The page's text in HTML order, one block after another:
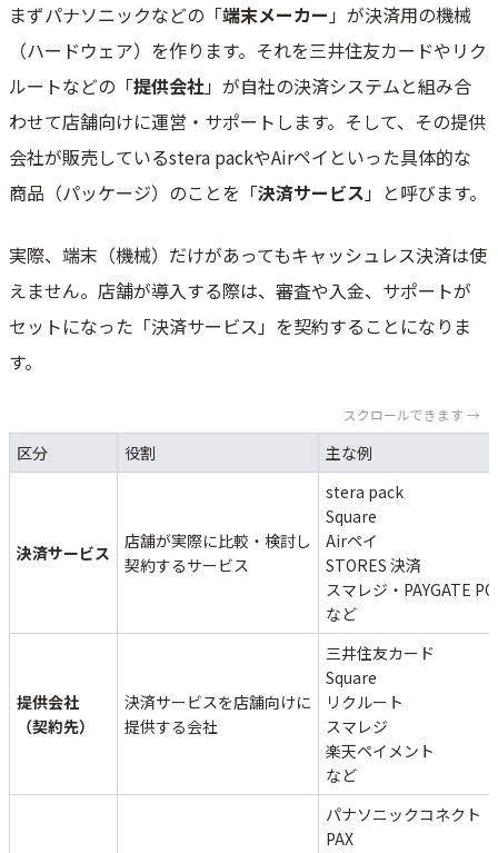
CAT端末とマルチ決済端末の違い
決済端末を導入して売上アップを目指そう！
まずパナソニックなどの「端末メーカー」が決済用の機械
（ハードウェア）を作ります。それを三井住友カードやリク
ルートなどの「提供会社」が自社の決済システムと組み合
わせて店舗向けに運営・サポートします。そして、その提供
会社が販売しているstera packやAirペイといった具体的な
商品（パッケージ）のことを「決済サービス」と呼びます。
実際、端末（機械）だけがあってもキャッシュレス決済は使
えません。店舗が導入する際は、審査や入金、サポートが
セットになった「決済サービス」を契約することになりま
す。
スクロールできます →
区分 役割 主な例
決済サービス
店舗が実際に比較・検討し
契約するサービス
stera pack
Square
Airペイ
STORES 決済
スマレジ・PAYGATE
など
提供会社
（契約先）
決済サービスを店舗向けに
提供する会社
三井住友カード
Square
リクルート
スマレジ
楽天ペイメント
など
パナソニックコネクト
PAX